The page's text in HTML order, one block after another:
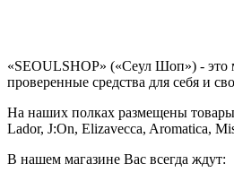
«SEOULSHOP» («Сеул Шоп») - это
проверенные средства для себя и
На наших полках размещены
Lador, J:On, Elizavecca, Aromatica,
В нашем магазине Вас всегда ждут: